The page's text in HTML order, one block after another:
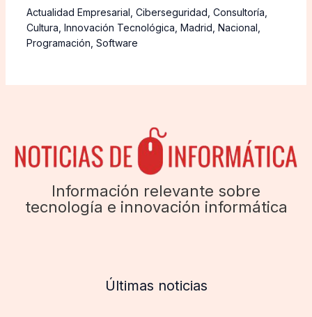
Actualidad Empresarial Ciberseguridad Consultoría
Cultura Innovación Tecnológica Madrid Nacional
Programación Software
Información relevante sobre
tecnología e innovación informática
Últimas noticias